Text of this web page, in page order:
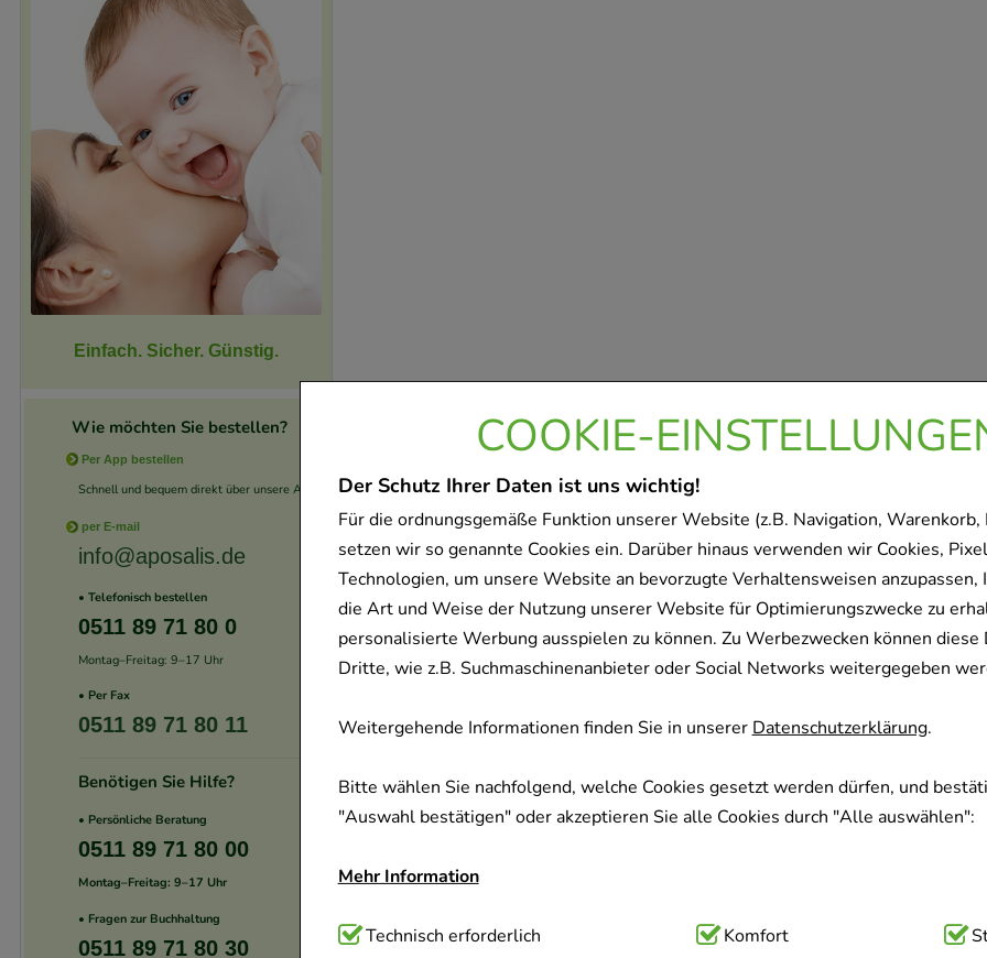
COOKIE-
Der Schutz Ihrer Daten ist uns wichtig!
Für die ordnungsgemäße Funktion unserer Website (z.B. Navigation, Warenkorb,
setzen wir so genannte Cookies ein. Darüber hinaus verwenden wir Cookies,
Technologien, um unsere Website an bevorzugte Verhaltensweisen anzupassen,
die Art und Weise der Nutzung unserer Website für Optimierungszwecke zu
personalisierte Werbung ausspielen zu können. Zu Werbezwecken können diese
Dritte, wie z.B. Suchmaschinenanbieter oder Social Networks weitergegeben
Weitergehende Informationen finden Sie in unsererDatenschutzerklärung.
Bitte wählen Sie nachfolgend, welche Cookies gesetzt werden dürfen, und
"Auswahl bestätigen" oder akzeptieren Sie alle Cookies durch "Alle auswählen":
Mehr Information
Technisch Notwendig:Hierbei handelt es sich um Cookies, die für die
Technisch erforderlich Komfort
Einfach. Sicher. Günstig.
Wie möchten Sie bestellen?
Per App bestellen
Schnell und bequem direkt über unsere App.
per E-mail
info@aposalis.de
• Telefonisch bestellen
0511 89 71 80 0
Montag–Freitag: 9–17 Uhr
• Per Fax
0511 89 71 80 11
Benötigen Sie Hilfe?
• Persönliche Beratung
0511 89 71 80 00
Montag–Freitag: 9–17 Uhr
• Fragen zur Buchhaltung
0511 89 71 80 30